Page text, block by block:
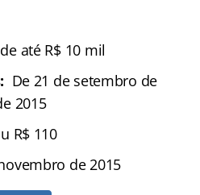
até R$ 10 mil
De 21 de setembro de
2015
R$ 110
de 2015